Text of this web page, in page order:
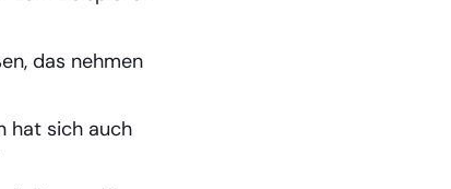
das nehmen
hat sich auch